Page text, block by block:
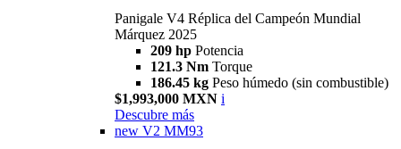
Panigale V4 Réplica del Campeón Mundial
Márquez 2025
209 hp Potencia
121.3 Nm Torque
186.45 kg Peso húmedo (sin combustible)
$1,993,000 MXN i
Descubre más
new V2 MM93